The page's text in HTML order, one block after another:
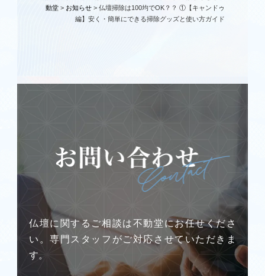
動堂> お知らせ> 仏壇掃除は100均でOK？？ ①【キャンドゥ
編】安く・簡単にできる掃除グッズと使い方ガイド
仏壇に関するご相談は不動堂にお任せくださ
い。専門スタッフがご対応させていただきま
す。